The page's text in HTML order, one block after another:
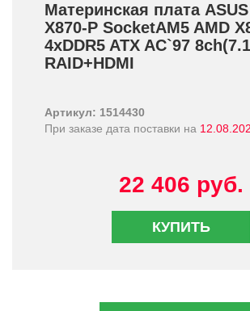
Материнская плата
X870-P SocketAM5 AMD
4xDDR5 ATX AC`97
RAID+­HDMI
Артикул: 1514430
При заказе дата поставки на
22 406 руб.
КУПИТЬ